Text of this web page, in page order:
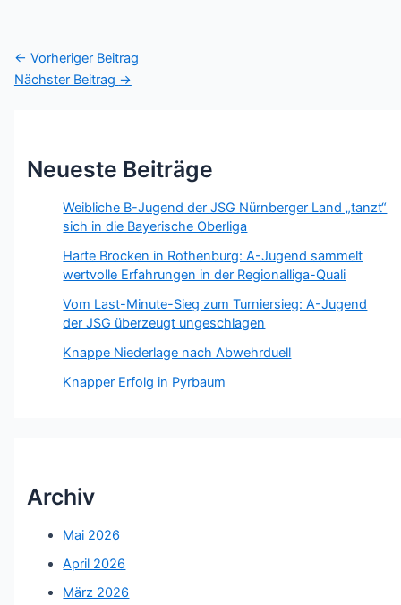
← Vorheriger Beitrag
Nächster Beitrag →
Neueste Beiträge
Weibliche B-Jugend der JSG Nürnberger Land „tanzt“
sich in die Bayerische Oberliga
Harte Brocken in Rothenburg: A-Jugend sammelt
wertvolle Erfahrungen in der Regionalliga-Quali
Vom Last-Minute-Sieg zum Turniersieg: A-Jugend
der JSG überzeugt ungeschlagen
Knappe Niederlage nach Abwehrduell
Knapper Erfolg in Pyrbaum
Archiv
Mai 2026
April 2026
März 2026